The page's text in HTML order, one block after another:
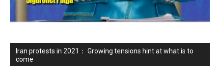
Iran protests in 2021： Growing tensions hint at what is to
come